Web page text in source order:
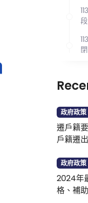
段
路
政府政策
遷戶籍
戶籍遷
政府政策
2024年
格、補